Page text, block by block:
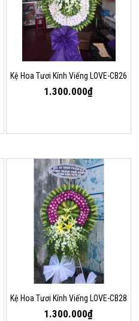
Kệ Hoa Tươi Kính Viếng LOVE-CB26
1.300.000₫
Kệ Hoa Tươi Kính Viếng LOVE-CB28
1.300.000₫